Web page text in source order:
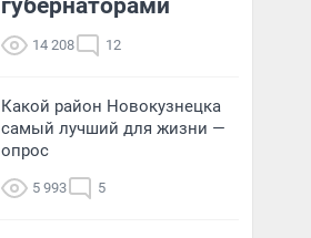
губернаторами
14 208 12
Какой район Новокузнецка
самый лучший для жизни —
опрос
5 993 5